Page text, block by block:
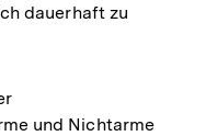
dauerhaft zu
und Nichtarme